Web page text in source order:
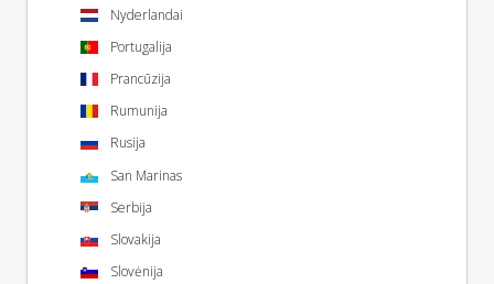
Nyderlandai
Portugalija
Prancūzija
Rumunija
Rusija
San Marinas
Serbija
Slovakija
Slovėnija